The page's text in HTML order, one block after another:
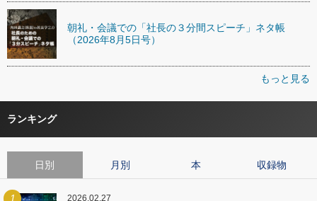
朝礼・会議での「社長の３分間スピーチ」ネタ帳
（2026年8月5日号）
もっと見る
ランキング
日別 月別 本 収録物
1 2026.02.27